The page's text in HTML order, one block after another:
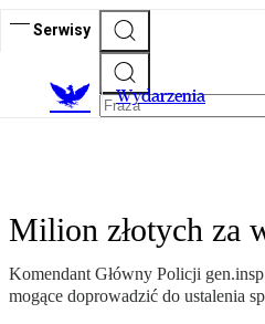
Serwisy
Wydarzenia
Milion złotych za
Komendant Główny Policji
mogące doprowadzić do ustalenia